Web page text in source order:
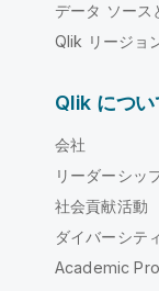
データ ソース
Qlik リージョ
Qlik につい
会社
リーダーシッ
社会貢献活動
ダイバーシティ
Academic